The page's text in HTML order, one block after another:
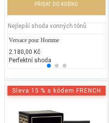
PŘIDAT DO KOŠÍKU
Nejlepší shoda vonných tónů
Versace pour Homme
2.180,00 Kč
Perfektní shoda
Sleva 15 % s kódem FRENCH